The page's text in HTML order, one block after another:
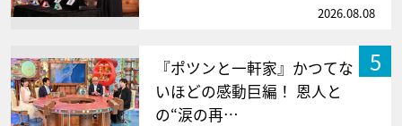
2026.08.08
5
『ポツンと一軒家』かつてな
いほどの感動巨編！ 恩人と
の“涙の再…